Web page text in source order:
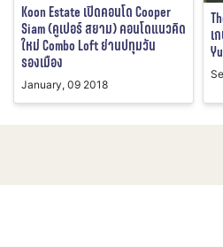
Koon Estate เปิดคอนโด Cooper
Siam (คูเปอร์ สยาม) คอนโดแนวคิด
ใหม่ Combo Loft ย่านปทุมวัน
รองเมือง
January, 09 2018
เ